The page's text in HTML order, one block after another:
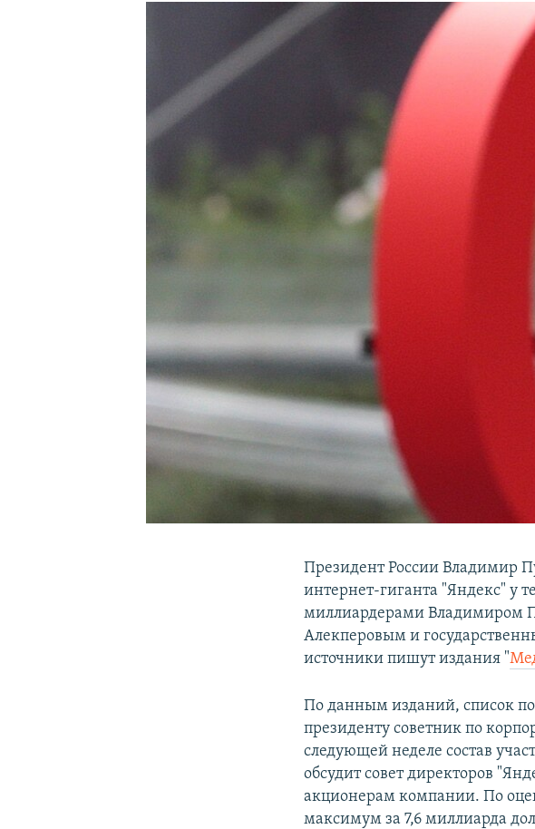
Президент России Владимир
интернет-гиганта "Яндекс" у
миллиардерами Владимиром
Алекперовым и
источники пишут издания "
По данным изданий, список
президенту советник по
следующей неделе состав
обсудит совет директоров
акционерам компании. По
максимум за 7,6 миллиарда